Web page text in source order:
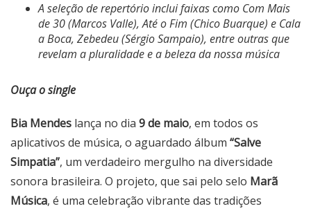
A seleção de repertório inclui faixas como Com Mais
de 30 (Marcos Valle), Até o Fim (Chico Buarque) e Cala
a Boca, Zebedeu (Sérgio Sampaio), entre outras que
revelam a pluralidade e a beleza da nossa música
Ouça o single
Bia Mendes lança no dia 9 de maio, em todos os
aplicativos de música, o aguardado álbum “Salve
Simpatia”, um verdadeiro mergulho na diversidade
sonora brasileira. O projeto, que sai pelo selo Marã
Música, é uma celebração vibrante das tradições